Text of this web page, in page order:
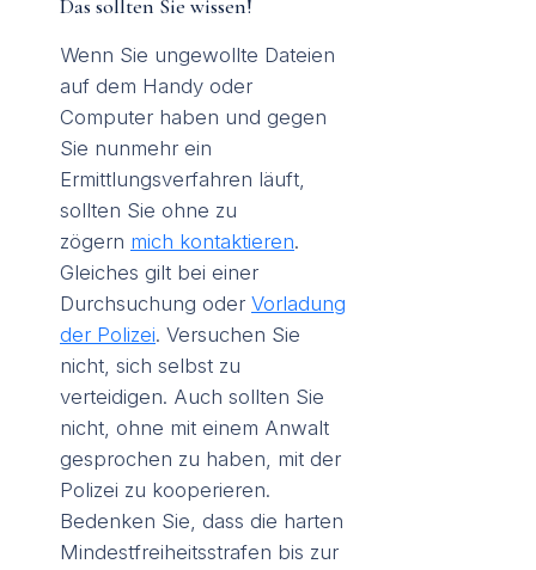
Das sollten Sie wissen!
Wenn Sie ungewollte Dateien
auf dem Handy oder
Computer haben und gegen
Sie nunmehr ein
Ermittlungsverfahren läuft,
sollten Sie ohne zu
zögern mich kontaktieren.
Gleiches gilt bei einer
Durchsuchung oder Vorladung
der Polizei. Versuchen Sie
nicht, sich selbst zu
verteidigen. Auch sollten Sie
nicht, ohne mit einem Anwalt
gesprochen zu haben, mit der
Polizei zu kooperieren.
Bedenken Sie, dass die harten
Mindestfreiheitsstrafen bis zur